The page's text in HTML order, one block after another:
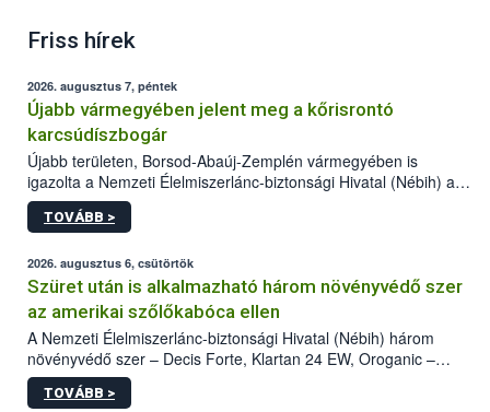
Friss hírek
2026. augusztus 7, péntek
Újabb vármegyében jelent meg a kőrisrontó
karcsúdíszbogár
Újabb területen, Borsod-Abaúj-Zemplén vármegyében is
igazolta a Nemzeti Élelmiszerlánc-biztonsági Hivatal (Nébih) a
kőrisrontó karcsúdíszbogár (Agrilus planipennis) jelenlétét. A
kártevőt nem csak színcsapdában találták meg, de már fertőzött
az intenzív felderítést, emellett az intézkedéseket a szlovák
hatósággal is összehangolják a terjedés megállítása érdekében.
TOVÁBB >
2026. augusztus 6, csütörtök
Szüret után is alkalmazható három növényvédő szer
az amerikai szőlőkabóca ellen
A Nemzeti Élelmiszerlánc-biztonsági Hivatal (Nébih) három
növényvédő szer – Decis Forte, Klartan 24 EW, Oroganic –
engedélyokiratát módosította, így azok a szüretet követően,
egészen a vesszőérettség (BBCH 91) stádiumáig
TOVÁBB >